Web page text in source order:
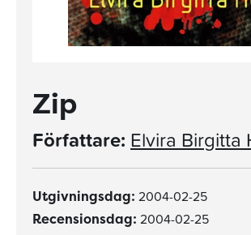
Zip
Författare: Elvira Birgitta
Utgivningsdag: 2004-02-25
Recensionsdag: 2004-02-25